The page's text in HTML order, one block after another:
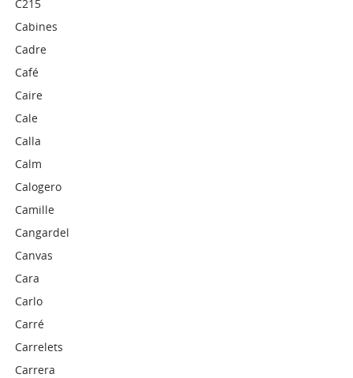
C215
Cabines
Cadre
Café
Caire
Cale
Calla
Calm
Calogero
Camille
Cangardel
Canvas
Cara
Carlo
Carré
Carrelets
Carrera